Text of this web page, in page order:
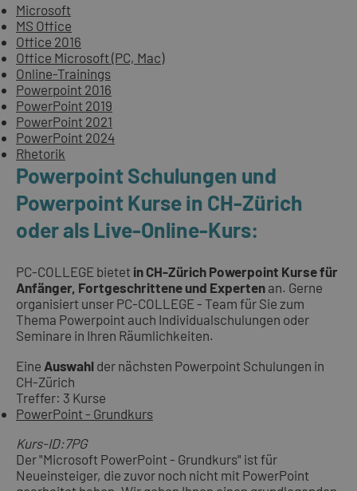
Microsoft
MS Office
Office 2016
Office Microsoft (PC, Mac)
Online-Trainings
Powerpoint 2016
PowerPoint 2019
PowerPoint 2021
PowerPoint 2024
Rhetorik
Powerpoint Schulungen und
Powerpoint Kurse in CH-Zürich
oder als Live-Online-Kurs:
PC-COLLEGE bietet in CH-Zürich Powerpoint Kurse für
Anfänger, Fortgeschrittene und Experten an. Gerne
organisiert unser PC-COLLEGE - Team für Sie zum
Thema Powerpoint auch Individualschulungen oder
Seminare in Ihren Räumlichkeiten.
Eine Auswahl der nächsten Powerpoint Schulungen in
CH-Zürich
Treffer: 3 Kurse
PowerPoint - Grundkurs
Kurs-ID:7PG
Der "Microsoft PowerPoint - Grundkurs" ist für
Neueinsteiger, die zuvor noch nicht mit PowerPoint